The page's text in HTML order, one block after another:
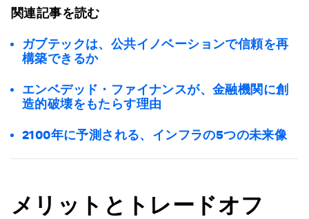
関連記事を読む
ガブテックは、公共イノベーションで信頼を再
構築できるか
エンベデッド・ファイナンスが、金融機関に創
造的破壊をもたらす理由
2100年に予測される、インフラの5つの未来像
メリットとトレードオフ